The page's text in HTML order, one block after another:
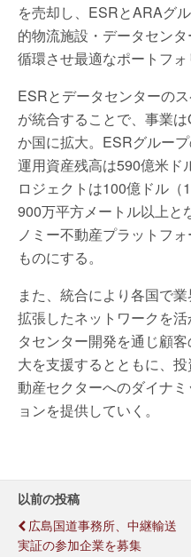
を売却し、ESRとARAグ
的物流施設・データセン
循環させ最適なポートフォ
ESRとデータセンターの
が統合することで、事業
か国に拡⼤。ESRグルー
運用資産残高は590億⽶ド
ロジェクトは100億ドル
900万平方メートル以上と
ノミー不動産プラットフ
ものにする。
また、統合により各国で
拡張したネットワークを
タセンター開発を通じ顧
⼤を支援するとともに、
動産セクターへのダイナ
ョンを提供していく。
以前の投稿
広島国道事務所、中継輸送
実証の参加企業を募集